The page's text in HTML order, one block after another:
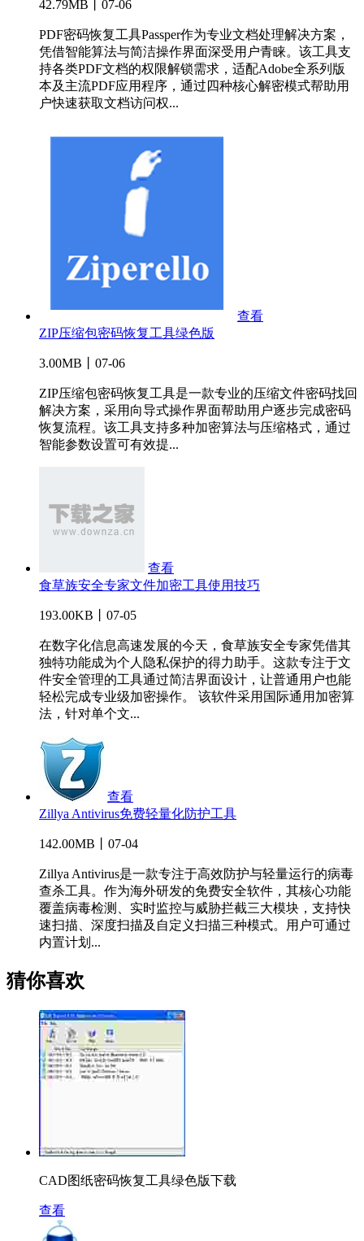
42.79MB丨07-06
PDF密码恢复工具Passper作为专业文档处理解决方案，
凭借智能算法与简洁操作界面深受用户青睐。该工具支
持各类PDF文档的权限解锁需求，适配Adobe全系列版
本及主流PDF应用程序，通过四种核心解密模式帮助用
户快速获取文档访问权...
查看
ZIP压缩包密码恢复工具绿色版
3.00MB丨07-06
ZIP压缩包密码恢复工具是一款专业的压缩文件密码找回
解决方案，采用向导式操作界面帮助用户逐步完成密码
恢复流程。该工具支持多种加密算法与压缩格式，通过
智能参数设置可有效提...
查看
食草族安全专家文件加密工具使用技巧
193.00KB丨07-05
在数字化信息高速发展的今天，食草族安全专家凭借其
独特功能成为个人隐私保护的得力助手。这款专注于文
件安全管理的工具通过简洁界面设计，让普通用户也能
轻松完成专业级加密操作。 该软件采用国际通用加密算
法，针对单个文...
查看
Zillya Antivirus免费轻量化防护工具
142.00MB丨07-04
Zillya Antivirus是一款专注于高效防护与轻量运行的病毒
查杀工具。作为海外研发的免费安全软件，其核心功能
覆盖病毒检测、实时监控与威胁拦截三大模块，支持快
速扫描、深度扫描及自定义扫描三种模式。用户可通过
内置计划...
猜你喜欢
CAD图纸密码恢复工具绿色版下载
查看